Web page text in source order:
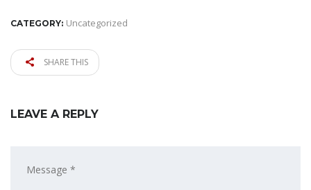
CATEGORY: Uncategorized
SHARE THIS
LEAVE A REPLY